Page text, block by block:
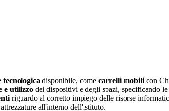
tecnologica disponibile, come carrelli mobili con
e utilizzo dei dispositivi e degli spazi, specificando le
riguardo al corretto impiego delle risorse
all'interno dell'istituto.